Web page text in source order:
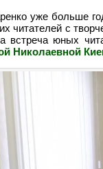
уже больше
читателей с
встреча юных
Николаевной